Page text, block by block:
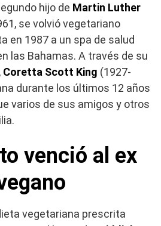
hijo de Martin Luther
se volvió vegetariano
en 1987 a un spa de salud
las Bahamas. A través de su
Coretta Scott King (1927-
durante los últimos 12 años
varios de sus amigos y otros
venció al ex
vegetariana prescrita